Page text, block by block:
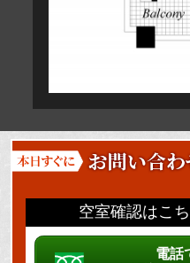
空室確認はこ
電話